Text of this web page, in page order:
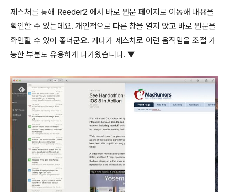
제스처를 통해 Reeder2 에서 바로 원문 페이지로 이동해 내용을
확인할 수 있는데요. 개인적으로 다른 창을 열지 않고 바로 원문을
확인할 수 있어 좋더군요. 게다가 제스처로 이런 움직임을 조절 가
능한 부분도 유용하게 다가왔습니다. ▼